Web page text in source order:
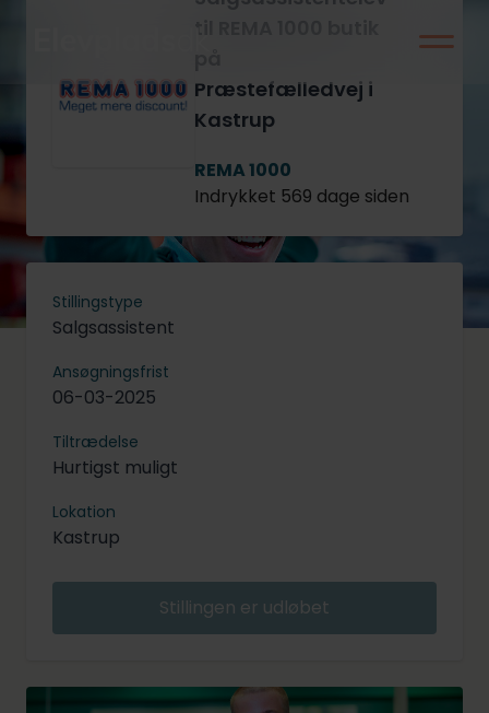
Præstefælledvej i
Kastrup
REMA 1000
Indrykket 569 dage siden
Stillingstype
Salgsassistent
Ansøgningsfrist
06-03-2025
Tiltrædelse
Hurtigst muligt
Lokation
Kastrup
Stillingen er udløbet